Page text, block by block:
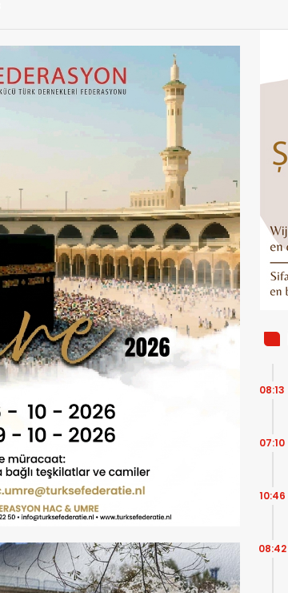
08:13
07:10
10:46
08:42